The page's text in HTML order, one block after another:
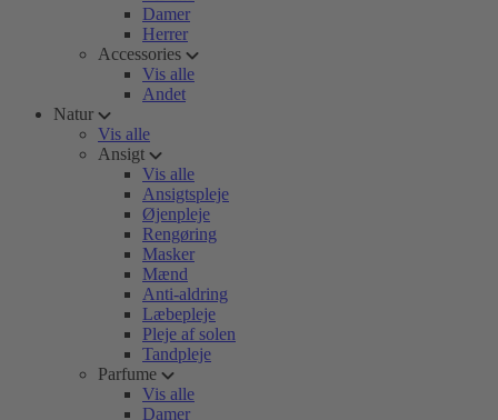
Damer
Herrer
Accessories
Vis alle
Andet
Natur
Vis alle
Ansigt
Vis alle
Ansigtspleje
Øjenpleje
Rengøring
Masker
Mænd
Anti-aldring
Læbepleje
Pleje af solen
Tandpleje
Parfume
Vis alle
Damer